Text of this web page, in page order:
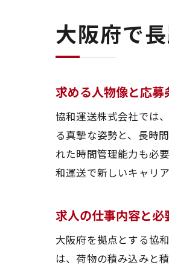
大阪府で
求める人物像と応募
協和運送株式会社では
る真摯な姿勢と、長時
れた時間管理能力も必
和運送で新しいキャリ
求人の仕事内容と必
大阪府を拠点とする協
は、荷物の積み込みと